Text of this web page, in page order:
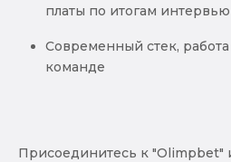
платы по итогам интервью
Современный стек,
команде
Присоединитесь к "Olimpbet"